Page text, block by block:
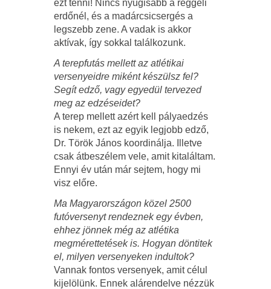
ezt tenni! Nincs nyugisabb a reggeli
erdőnél, és a madárcsicsergés a
legszebb zene. A vadak is akkor
aktívak, így sokkal találkozunk.
A terepfutás mellett az atlétikai
versenyeidre miként készülsz fel?
Segít edző, vagy egyedül tervezed
meg az edzéseidet?
A terep mellett azért kell pályaedzés
is nekem, ezt az egyik legjobb edző,
Dr. Török János koordinálja. Illetve
csak átbeszélem vele, amit kitaláltam.
Ennyi év után már sejtem, hogy mi
visz előre.
Ma Magyarországon közel 2500
futóversenyt rendeznek egy évben,
ehhez jönnek még az atlétika
megmérettetések is. Hogyan döntitek
el, milyen versenyeken indultok?
Vannak fontos versenyek, amit célul
kijelölünk. Ennek alárendelve nézzük